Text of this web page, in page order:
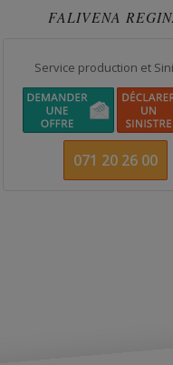
FALIVENA
Service production et
071 20 26 00